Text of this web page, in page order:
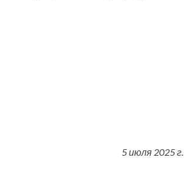
5 июля 2025 г.